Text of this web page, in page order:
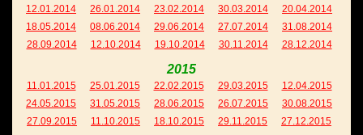
12.01.2014 26.01.2014 23.02.2014 30.03.2014
20.04.2014
18.05.2014
08.06.2014 29.06.2014 27.07.2014
31.08.2014
28.09.2014
12.10.2014 19.10.2014 30.11.2014 28.12.2014
2015
11.01.2015 25.01.2015 22.02.2015 29.03.2015
12.04.2015
24.05.2015
31.05.2015 28.06.2015 26.07.2015
30.08.2015
27.09.2015
11.10.2015 18.10.2015 29.11.2015 27.12.2015